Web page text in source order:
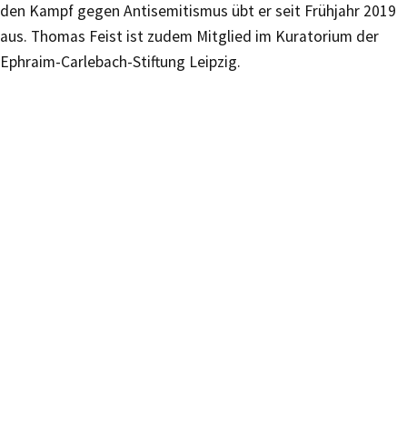
den Kampf gegen Antisemitismus übt er seit Frühjahr 2019
aus. Thomas Feist ist zudem Mitglied im Kuratorium der
Ephraim-Carlebach-Stiftung Leipzig.